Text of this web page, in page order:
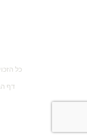
כל הזכויות שמורות ל טימבר ישראל
דף